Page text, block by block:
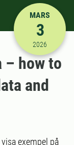
2026-03-
MARS
3
2026
– how to
and
exempel på